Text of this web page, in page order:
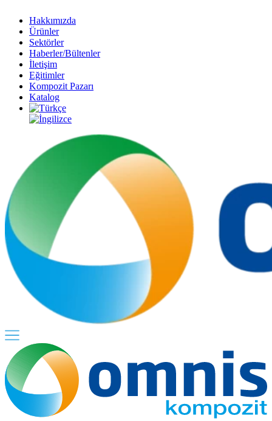
Hakkımızda
Ürünler
Sektörler
Haberler/Bültenler
İletişim
Eğitimler
Kompozit Pazarı
Katalog